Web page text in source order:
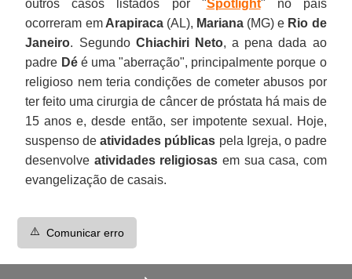
outros casos listados por "Spotlight" no país
ocorreram emArapiraca(AL), Mariana (MG) e Rio de
Janeiro. Segundo Chiachiri Neto, a pena dada ao
padre Déé uma "aberração", principalmente porque o
religioso nem teria condições de cometer abusos por
ter feito uma cirurgia de câncer de próstata há mais de
15 anos e, desde então, ser impotente sexual. Hoje,
suspenso deatividades públicas pela Igreja, o padre
desenvolve atividades religiosas em sua casa, com
evangelização de casais.
⚠️ Comunicar erro